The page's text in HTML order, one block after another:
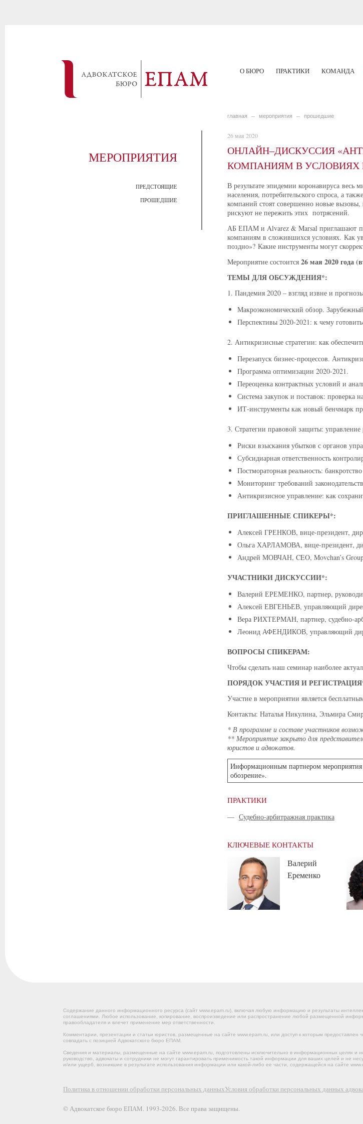
О БЮРО ПРАКТИКИ КОМАНДА
МЕРОПРИЯТИЯ
ПРЕДСТОЯЩИЕ
ПРОШЕДШИЕ
главная мероприятия прошедшие
26 мая 2020
ОНЛАЙН–ДИСКУССИЯ
КОМПАНИЯМ В УСЛОВИЯХ
В результате эпидемии коронавируса весь
населения, потребительского спроса, а
компаний стоят совершенно новые
рискуют не пережить этих потрясений.
АБ ЕПАМ и Alvarez & Marsal приглашают
компаниям в сложившихся условиях. Как
поздно»? Какие инструменты могут
Мероприятие состоится 26 мая 2020 года
ТЕМЫ ДЛЯ ОБСУЖДЕНИЯ*:
1. Пандемия 2020 – взгляд извне и
Макроэкономический обзор.
Перспективы 2020-2021: к чему
2. Антикризисные стратегии: как
Перезапуск бизнес-процессов.
Программа оптимизации 2020-2021.
Переоценка контрактных условий и
Система закупок и поставок: проверка
ИТ-инструменты как новый бенчмарк
3. Стратегии правовой защиты:
Риски взыскания убытков с органов
Субсидиарная ответственность
Постмораторная реальность:
Мониторинг требований
Антикризисное управление: как
ПРИГЛАШЕННЫЕ СПИКЕРЫ*:
Алексей ГРЕНКОВ, вице-президент,
Ольга ХАРЛАМОВА, вице-президент,
Андрей МОВЧАН, CEO, Movchan’s
УЧАСТНИКИ ДИСКУССИИ*:
Валерий ЕРЕМЕНКО, партнер,
Алексей ЕВГЕНЬЕВ, управляющий
Вера РИХТЕРМАН, партнер, судебно-
Леонид АФЕНДИКОВ, управляющий
ВОПРОСЫ СПИКЕРАМ:
Чтобы сделать наш семинар наиболее
ПОРЯДОК УЧАСТИЯ И
Участие в мероприятии является
Контакты: Наталья Никулина, Эльмира
* В программе и составе участников
** Мероприятие закрыто для
юристов и адвокатов.
Информационным партнером мероприятия
обозрение».
ПРАКТИКИ
— Судебно-арбитражная практика
КЛЮЧЕВЫЕ КОНТАКТЫ
Валерий
Еременко
Содержание данного информационного ресурса (сайт www.epam.ru), включая любую информацию и результаты
соглашениями. Любое использование, копирование, воспроизведение или распространение любой размещенной
правообладателя и влечет применение мер ответственности.
Комментарии, презентации и статьи юристов, размещенные на сайте www.epam.ru, или доступ к которым
совпадать с позицией Адвокатского бюро ЕПАМ.
Сведения и материалы, размещенные на сайте www.epam.ru, подготовлены исключительно в информационных целях и
руководство, адвокаты и сотрудники не могут гарантировать применимость такой информации для ваших целей и не
и/или ущерб, возникшие в результате использования информации или какой-либо ее части, содержащейся на сайте
Политика в отношении обработки персональных данныхУсловия обработки персональных данных
© Адвокатское бюро ЕПАМ. 1993-2026. Все права защищены.